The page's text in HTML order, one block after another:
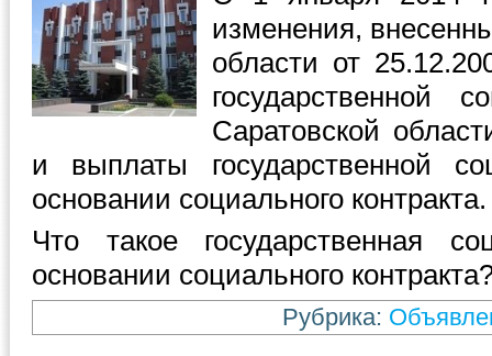
изменения,
области от
государственной
Саратовской
и выплаты государственной
основании социального контракта.
Что такое государственная
основании социального
Рубрика: